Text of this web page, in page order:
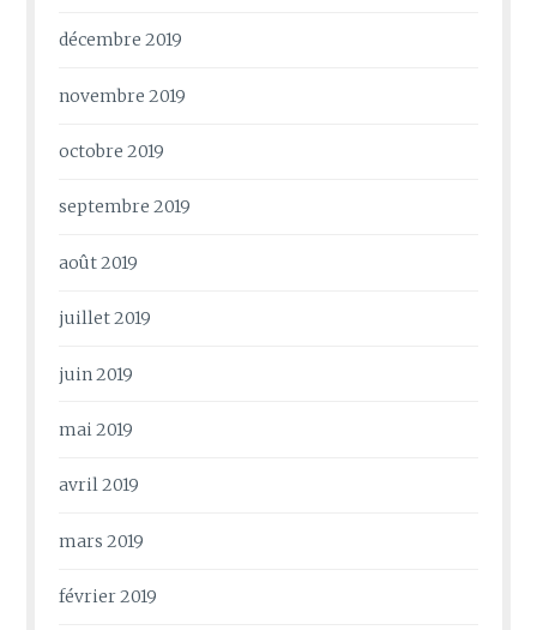
décembre 2019
novembre 2019
octobre 2019
septembre 2019
août 2019
juillet 2019
juin 2019
mai 2019
avril 2019
mars 2019
février 2019